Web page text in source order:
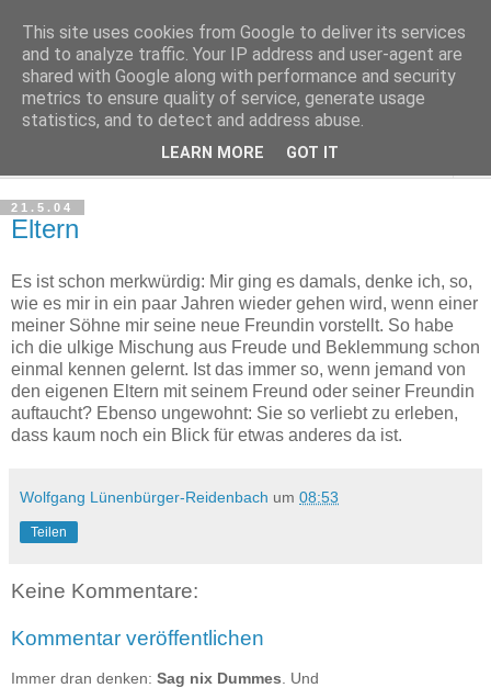
Haltungsturnen
Niveau sieht nur von unten aus wie Arroganz.
21.5.04
Eltern
Es ist schon merkwürdig: Mir ging es damals, denke ich, so,
wie es mir in ein paar Jahren wieder gehen wird, wenn einer
meiner Söhne mir seine neue Freundin vorstellt. So habe
ich die ulkige Mischung aus Freude und Beklemmung schon
einmal kennen gelernt. Ist das immer so, wenn jemand von
den eigenen Eltern mit seinem Freund oder seiner Freundin
auftaucht? Ebenso ungewohnt: Sie so verliebt zu erleben,
dass kaum noch ein Blick für etwas anderes da ist.
Wolfgang Lünenbürger-Reidenbach um 08:53
Teilen
Keine Kommentare:
Kommentar veröffentlichen
Immer dran denken: Sag nix Dummes . Und
This site uses cookies from Google to deliver its services
and to analyze traffic. Your IP address and user-agent are
shared with Google along with performance and security
metrics to ensure quality of service, generate usage
statistics, and to detect and address abuse.
LEARN MORE GOT IT